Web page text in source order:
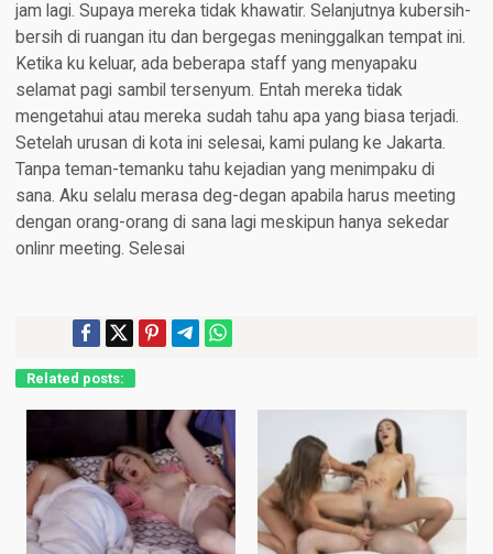
jam lagi. Supaya mereka tidak khawatir. Selanjutnya kubersih-
bersih di ruangan itu dan bergegas meninggalkan tempat ini.
Ketika ku keluar, ada beberapa staff yang menyapaku
selamat pagi sambil tersenyum. Entah mereka tidak
mengetahui atau mereka sudah tahu apa yang biasa terjadi.
Setelah urusan di kota ini selesai, kami pulang ke Jakarta.
Tanpa teman-temanku tahu kejadian yang menimpaku di
sana. Aku selalu merasa deg-degan apabila harus meeting
dengan orang-orang di sana lagi meskipun hanya sekedar
onlinr meeting. Selesai
Related posts: